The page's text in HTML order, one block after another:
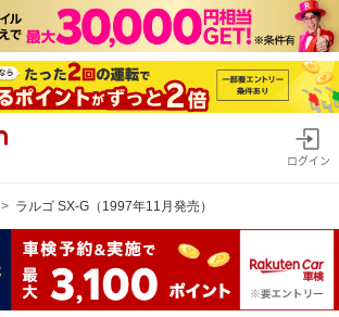
ログイン
ラルゴ SX-G（1997年11月発売）